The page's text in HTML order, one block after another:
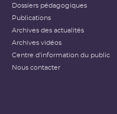
Dossiers pédagogiques
Publications
Archives des actualités
Archives vidéos
Centre d'information du public
Nous contacter